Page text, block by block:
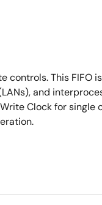
controls. This FIFO
and
Clock for single